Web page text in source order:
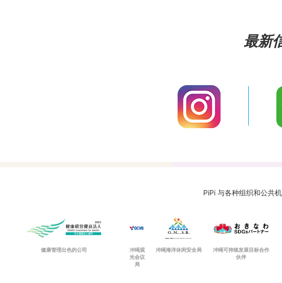
最新
PiPi 与各种组织和公共机
健康管理出色的公司
冲绳观
光会议
局
冲绳海洋休闲安全局
冲绳可持续发展目标合作
伙伴